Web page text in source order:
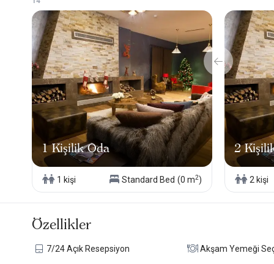
Romantik bir kış tatili planlayan çiftler
Kayak ve snowboard tutkunları
Eğlenceyi seven arkadaş grupları
“Hem konfor hem sosyal ortam olsun” diyenler
Erciyes kayak merkezi otelleri arasında üst segment arayanlar
Burası sadece kayak yapıp odaya çekileceğiniz bir yer değil;
Deneyim Olarak Ne Sunuyor?
Gündüz: Kayak, snowboard, profesyonel eğitim, manzaralı pist
Akşam: Şömine başında romantik anlar, sushi bar, lounge
Gece: Arctic Lounge’da eğlence.
Erciyes otelleri arasında hem romantik hem sosyal bir denge
Bu otel,
Kayseri Otelleri
1 Kişilik Oda
1 kişi Standard Bed (0 m2)
2
2 kişi
Özellikler
7/24 Açık Resepsiyon Akşam Yemeği